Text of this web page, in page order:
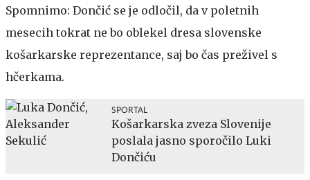
Spomnimo: Dončić se je odločil, da v poletnih
mesecih tokrat ne bo oblekel dresa slovenske
košarkarske reprezentance, saj bo čas preživel s
hčerkama.
SPORTAL
Košarkarska zveza Slovenije
poslala jasno sporočilo Luki
Dončiću